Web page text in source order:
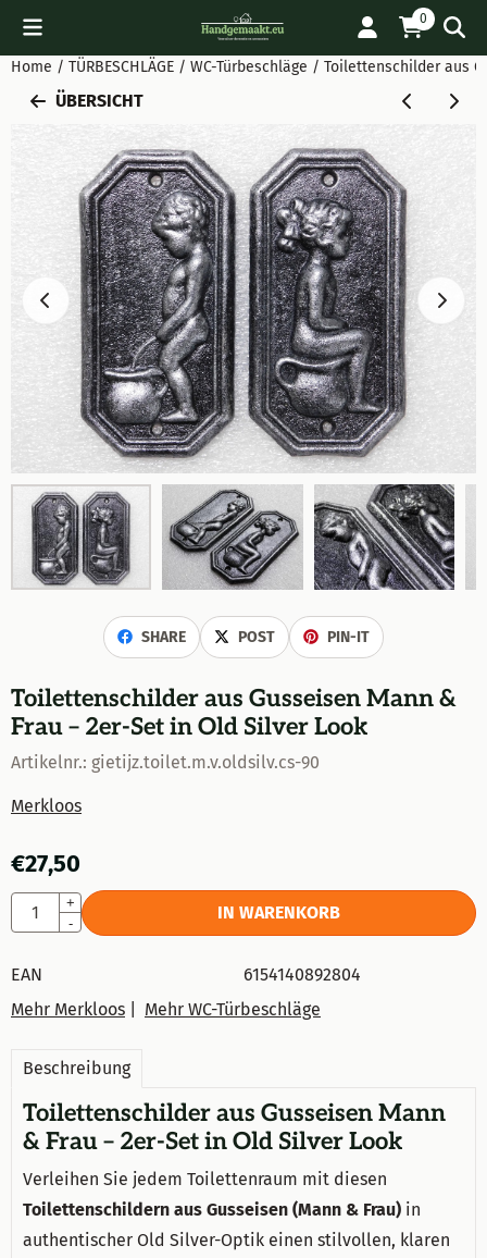
Cookie-Einstellungen verfügbar. Einstellungen wählen oder
0
Home / TÜRBESCHLÄGE / WC-Türbeschläge / Toilettenschilder aus
ÜBERSICHT
SHARE POST PIN-IT
Toilettenschilder aus Gusseisen Mann &
Frau – 2er-Set in Old Silver Look
Artikelnr.: gietijz.toilet.m.v.oldsilv.cs-90
Merkloos
€27,50
Anzahl
+
-
IN WARENKORB
EAN
6154140892804
Mehr Merkloos
Mehr WC-Türbeschläge
Beschreibung
Toilettenschilder aus Gusseisen Mann
& Frau – 2er-Set in Old Silver Look
Verleihen Sie jedem Toilettenraum mit diesen
Toilettenschildern aus Gusseisen (Mann & Frau) in
authentischer Old Silver-Optik einen stilvollen, klaren